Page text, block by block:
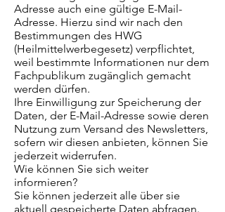
Adresse auch eine gültige E-Mail-
Adresse. Hierzu sind wir nach den
Bestimmungen des HWG
(Heilmittelwerbegesetz) verpflichtet,
weil bestimmte Informationen nur dem
Fachpublikum zugänglich gemacht
werden dürfen.
Ihre Einwilligung zur Speicherung der
Daten, der E-Mail-Adresse sowie deren
Nutzung zum Versand des Newsletters,
sofern wir diesen anbieten, können Sie
jederzeit widerrufen.
Wie können Sie sich weiter
informieren?
Sie können jederzeit alle über sie
aktuell gespeicherte Daten abfragen.